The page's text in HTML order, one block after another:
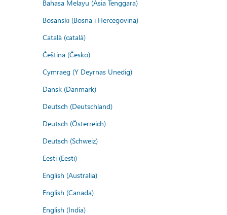
Bahasa Melayu (Asia Tenggara)
Bosanski (Bosna i Hercegovina)
Català (català)
Čeština (Česko)
Cymraeg (Y Deyrnas Unedig)
Dansk (Danmark)
Deutsch (Deutschland)
Deutsch (Österreich)
Deutsch (Schweiz)
Eesti (Eesti)
English (Australia)
English (Canada)
English (India)